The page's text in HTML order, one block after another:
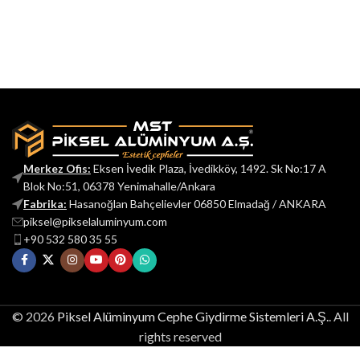
Merkez Ofis: Eksen İvedik Plaza, İvedikköy, 1492. Sk No:17 A
Blok No:51, 06378 Yenimahalle/Ankara
Fabrika: Hasanoğlan Bahçelievler 06850 Elmadağ / ANKARA
piksel@pikselaluminyum.com
+90 532 580 35 55
© 2026 Piksel Alüminyum Cephe Giydirme Sistemleri A.Ş. . All
rights reserved